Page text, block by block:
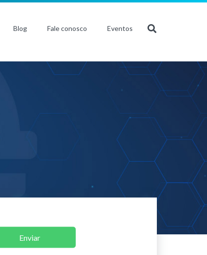
Blog Fale conosco Eventos
Enviar